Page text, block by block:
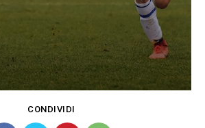
CONDIVIDI